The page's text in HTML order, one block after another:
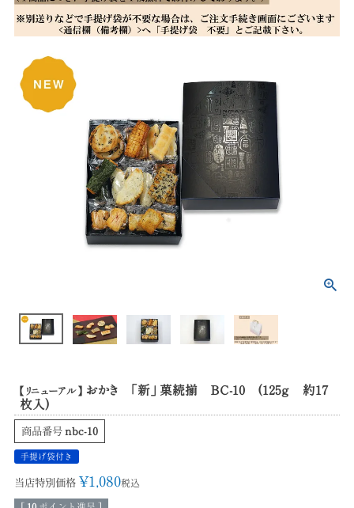
【リニューアル】
おかき 「新」 菓続揃 ＢＣ-10 (125ｇ 約17
枚入)
商品番号 nbc-10
手提げ袋付き
当店特別価格 ¥1,080税込